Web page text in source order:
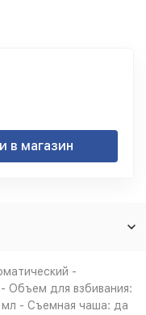
в магазин
-
для взбивания:
- Съемная чаша: да